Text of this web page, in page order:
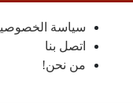
سياسة
اتصل بنا
من نحن!